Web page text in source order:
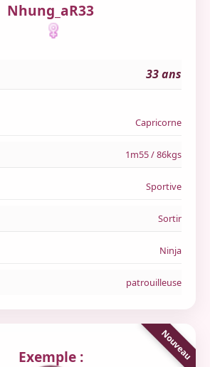
Nhung_aR33
33 ans
Capricorne
1m55 / 86kgs
Sportive
Sortir
Ninja
patrouilleuse
Exemple :